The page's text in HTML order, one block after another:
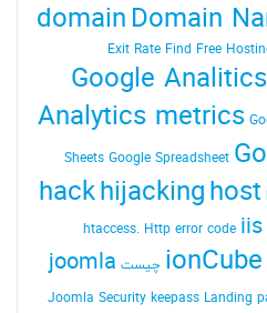
domain Domain
Exit Rate Find Free
Google Analitics
Analytics metrics
Sheets Google Spreadsheet
hackhijackinghost
htaccess. Http error code iis
ionCube
joomla
Joomla Security keepass Landing